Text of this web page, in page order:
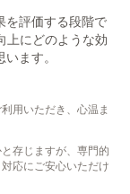
を評価する段階で
上にどのような効
ます。
用いただき、心温ま
存じますが、専門的
応にご安心いただけ